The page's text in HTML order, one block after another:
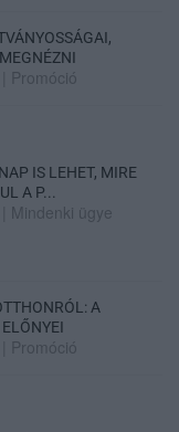
Promóció
IS LEHET, MIRE
A P...
Mindenki ügye
A
Promóció